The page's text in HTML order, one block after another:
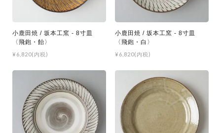
小鹿田焼 / 坂本工窯 - 8寸皿
〈飛鉋・飴〉
¥6,820(内税)
小鹿田焼 / 坂本工窯 - 8寸皿
〈飛鉋・白〉
¥6,820(内税)